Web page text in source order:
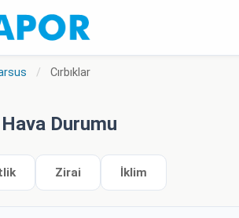
/ Cırbıklar
Durumu
Zirai İklim